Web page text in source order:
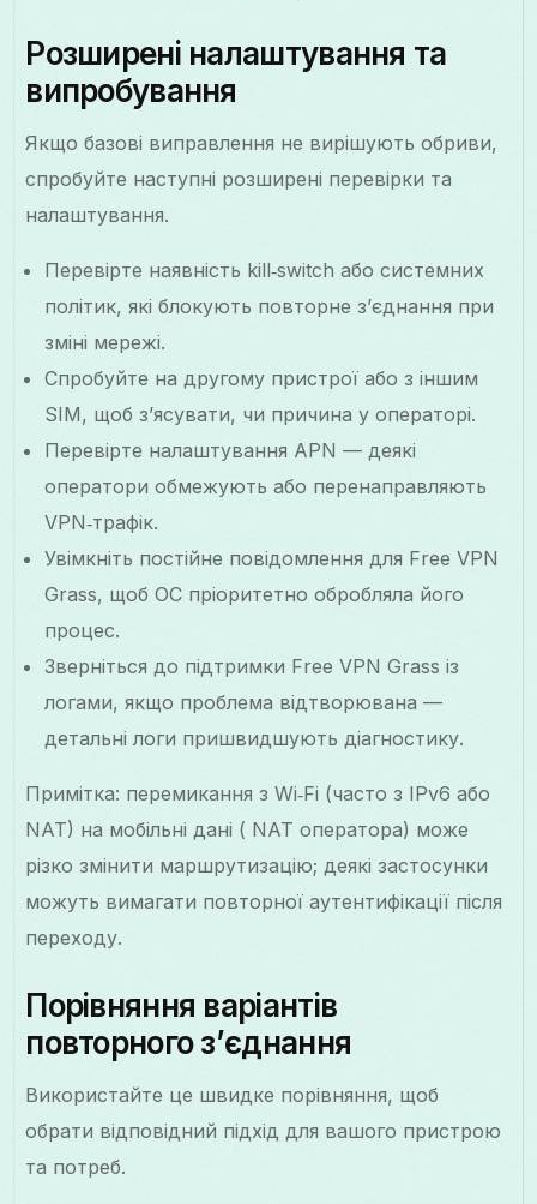
Розширені налаштування та
випробування
Якщо базові виправлення не вирішують обриви,
спробуйте наступні розширені перевірки та
налаштування.
Перевірте наявність kill‑switch або системних
політик, які блокують повторне з’єднання при
зміні мережі.
Спробуйте на другому пристрої або з іншим
SIM, щоб з’ясувати, чи причина у операторі.
Перевірте налаштування APN — деякі
оператори обмежують або перенаправляють
VPN‑трафік.
Увімкніть постійне повідомлення для Free VPN
Grass, щоб ОС пріоритетно обробляла його
процес.
Зверніться до підтримки Free VPN Grass із
логами, якщо проблема відтворювана —
детальні логи пришвидшують діагностику.
Примітка: перемикання з Wi‑Fi (часто з IPv6 або
NAT) на мобільні дані ( NAT оператора) може
різко змінити маршрутизацію; деякі застосунки
можуть вимагати повторної аутентифікації після
переходу.
Порівняння варіантів
повторного з’єднання
Використайте це швидке порівняння, щоб
обрати відповідний підхід для вашого пристрою
та потреб.